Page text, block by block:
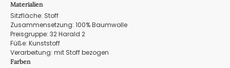
Materialien
Sitzfläche: Stoff
Zusammensetzung: 100% Baumwolle
Preisgruppe: 32 Harald 2
Füße: Kunststoff
Verarbeitung: mit Stoff bezogen
Farben